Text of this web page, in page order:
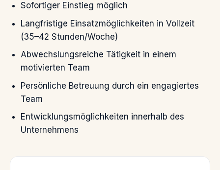
Sofortiger Einstieg möglich
Langfristige Einsatzmöglichkeiten in Vollzeit
(35–42 Stunden/Woche)
Abwechslungsreiche Tätigkeit in einem
motivierten Team
Persönliche Betreuung durch ein engagiertes
Team
Entwicklungsmöglichkeiten innerhalb des
Unternehmens